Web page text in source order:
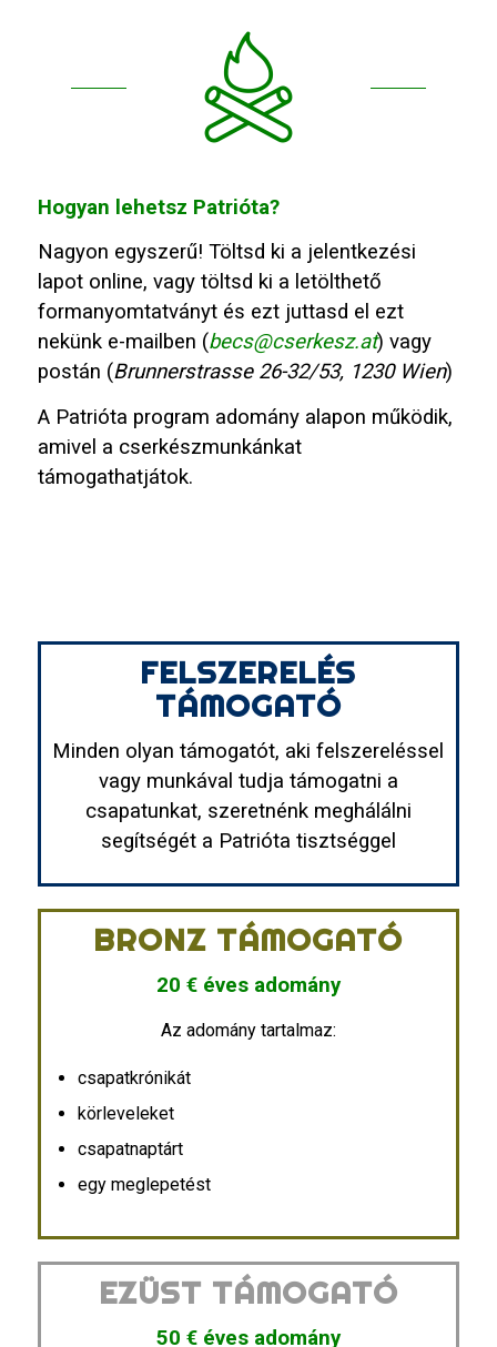
Hogyan lehetsz Patrióta?
Nagyon egyszerű! Töltsd ki a jelentkezési
lapot online, vagy töltsd ki a letölthető
formanyomtatványt és ezt juttasd el ezt
nekünk e-mailben (becs@cserkesz.at) vagy
postán (Brunnerstrasse 26-32/53, 1230 Wien)
A Patrióta program adomány alapon működik,
amivel a cserkészmunkánkat
támogathatjátok.
FELSZERELÉS
TÁMOGATÓ
Minden olyan támogatót, aki felszereléssel
vagy munkával tudja támogatni a
csapatunkat, szeretnénk meghálálni
segítségét a Patrióta tisztséggel
BRONZ TÁMOGATÓ
20 € éves adomány
Az adomány tartalmaz:
csapatkrónikát
körleveleket
csapatnaptárt
egy meglepetést
EZÜST TÁMOGATÓ
50 € éves adomány